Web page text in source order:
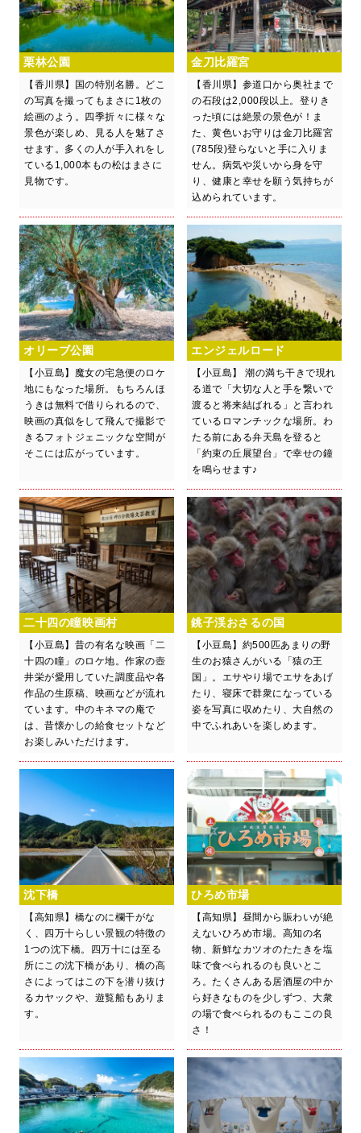
栗林公園
【香川県】国の特別名勝。どこ
の写真を撮ってもまさに1枚の
絵画のよう。四季折々に様々な
景色が楽しめ、見る人を魅了さ
せます。多くの人が手入れをし
ている1,000本もの松はまさに
見物です。
金刀比羅宮
【香川県】参道口から奥社まで
の石段は2,000段以上。登りき
った頃には絶景の景色が！ま
た、黄色いお守りは金刀比羅宮
(785段)登らないと手に入りま
せん。病気や災いから身を守
り、健康と幸せを願う気持ちが
込められています。
オリーブ公園
【小豆島】魔女の宅急便のロケ
地にもなった場所。もちろんほ
うきは無料で借りられるので、
映画の真似をして飛んで撮影で
きるフォトジェニックな空間が
そこには広がっています。
エンジェルロード
【小豆島】 潮の満ち干きで現れ
る道で「大切な人と手を繋いで
渡ると将来結ばれる」と言われ
ているロマンチックな場所。わ
たる前にある弁天島を登ると
「約束の丘展望台」で幸せの鐘
を鳴らせます♪
二十四の瞳映画村
【小豆島】昔の有名な映画「二
十四の瞳」のロケ地。作家の壺
井栄が愛用していた調度品や各
作品の生原稿、映画などが流れ
ています。中のキネマの庵で
は、昔懐かしの給食セットなど
お楽しみいただけます。
銚子渓おさるの国
【小豆島】約500匹あまりの野
生のお猿さんがいる「猿の王
国」。エサやり場でエサをあげ
たり、寝床で群衆になっている
姿を写真に収めたり、大自然の
中でふれあいを楽しめます。
沈下橋
【高知県】橋なのに欄干がな
く、四万十らしい景観の特徴の
1つの沈下橋。四万十には至る
所にこの沈下橋があり、橋の高
さによってはこの下を潜り抜け
るカヤックや、遊覧船もありま
す。
ひろめ市場
【高知県】昼間から賑わいが絶
えないひろめ市場。高知の名
物、新鮮なカツオのたたきを塩
味で食べられるのも良いとこ
ろ。たくさんある居酒屋の中か
ら好きなものを少しずつ、大衆
の場で食べられるのもここの良
さ！